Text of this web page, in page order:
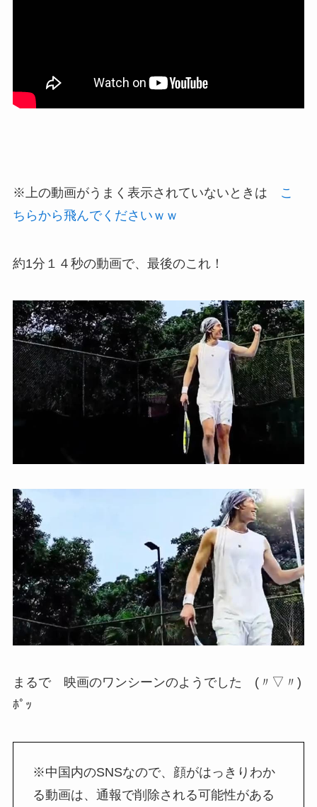
※上の動画がうまく表示されていないときは
こ
ちらから飛んでくださいｗｗ
約1分１４秒の動画で、最後のこれ！
まるで 映画のワンシーンのようでした (〃▽〃)
ﾎﾟｯ
※中国内のSNSなので、顔がはっきりわか
る動画は、通報で削除される可能性がある